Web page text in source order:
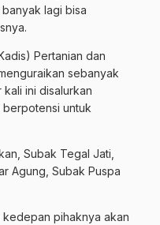
lagi bisa
Pertanian dan
sebanyak
ini disalurkan
untuk
Subak Tegal Jati,
Agung, Subak Puspa
kedepan pihaknya akan